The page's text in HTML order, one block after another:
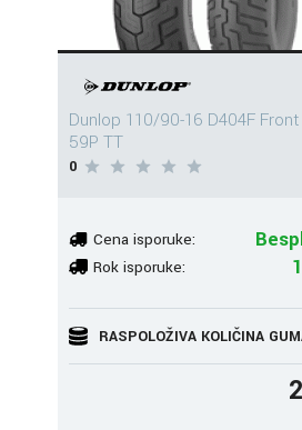
Dunlop 110/90-16 D404F Front
59P TT
0
Cena isporuke:
Rok isporuke:
RASPOLOŽIVA KOLIČINA